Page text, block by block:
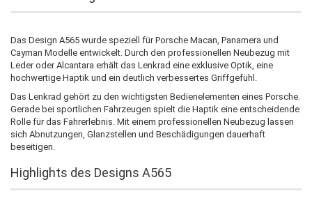
Das Design A565 wurde speziell für Porsche Macan, Panamera und
Cayman Modelle entwickelt. Durch den professionellen Neubezug mit
Leder oder Alcantara erhält das Lenkrad eine exklusive Optik, eine
hochwertige Haptik und ein deutlich verbessertes Griffgefühl.
Das Lenkrad gehört zu den wichtigsten Bedienelementen eines Porsche.
Gerade bei sportlichen Fahrzeugen spielt die Haptik eine entscheidende
Rolle für das Fahrerlebnis. Mit einem professionellen Neubezug lassen
sich Abnutzungen, Glanzstellen und Beschädigungen dauerhaft
beseitigen.
Highlights des Designs A565